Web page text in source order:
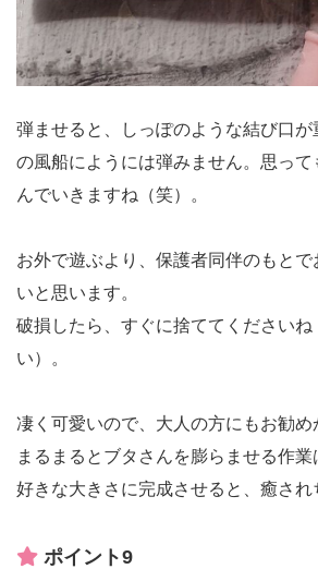
弾ませると、しっぽのような結び口が
の風船にようには弾みません。思っ
んでいきますね（笑）。
お外で遊ぶより、保護者同伴のもとで
いと思います。
破損したら、すぐに捨ててください
い）。
凄く可愛いので、大人の方にもお勧め
まるまるとブタさんを膨らませる作業
好きな大きさに完成させると、癒され
ポイント9